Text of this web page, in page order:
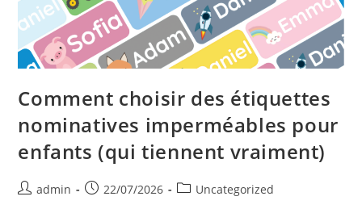
Comment choisir des étiquettes
nominatives imperméables pour
enfants (qui tiennent vraiment)
Postadmin
Post22/07/2026
PostUncategorized